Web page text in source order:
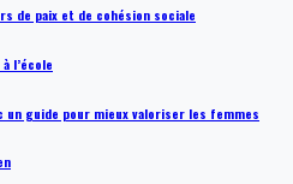
de paix et de cohésion sociale
l’école
un guide pour mieux valoriser les femmes